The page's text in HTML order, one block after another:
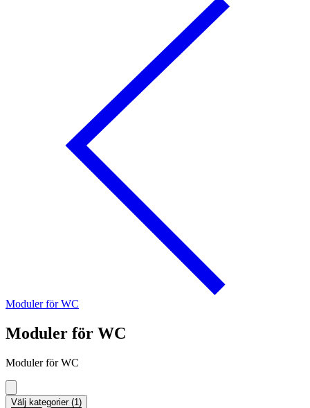
Moduler för WC
Moduler för WC
Moduler för WC
Välj kategorier (1)